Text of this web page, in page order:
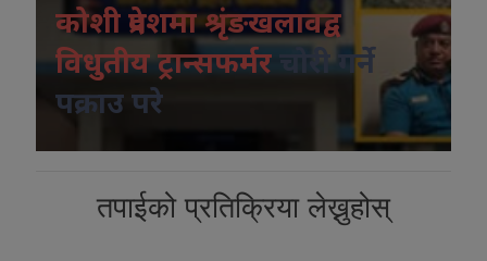
कोशी प्रदेशमा श्रृंङखलावद्व
विधुतीय ट्रान्सफर्मर
चोरी गर्ने
पक्राउ परे
तपाईको प्रतिक्रिया लेख्नुहोस्